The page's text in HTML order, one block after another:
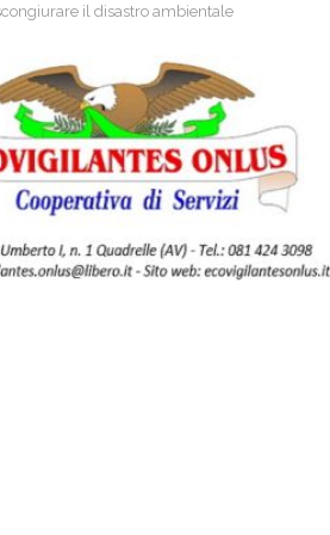
il disastro ambientale